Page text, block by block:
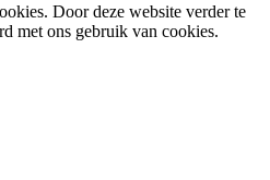
Door deze website verder te
met ons gebruik van cookies.